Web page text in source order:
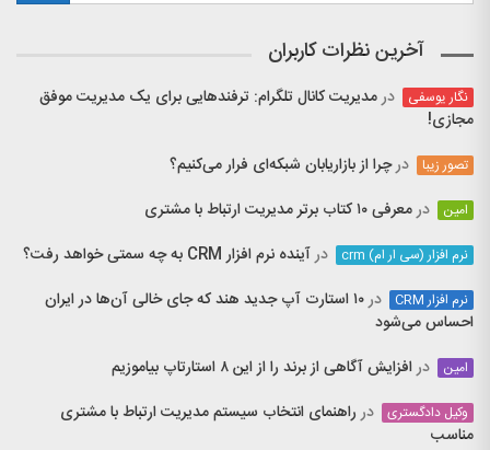
آخرین نظرات کاربران
نگار یوسفی درمدیریت کانال تلگرام: ترفندهایی برای یک مدیریت موفق
مجازی!
تصور زیبا درچرا از بازاریابان شبکه‌ای فرار می‌کنیم؟
امین درمعرفی ۱۰ کتاب برتر مدیریت ارتباط با مشتری
نرم افزار (سی ار ام) crm درآینده نرم افزار CRM به چه سمتی خواهد رفت؟
نرم افزار CRM در
۱۰ استارت آپ جدید هند که جای خالی آن‌ها در ایران
احساس می‌شود
امین درافزایش آگاهی از برند را از این ۸ استارتاپ بیاموزیم
وکیل دادگستری درراهنمای انتخاب سیستم مدیریت ارتباط با مشتری
مناسب